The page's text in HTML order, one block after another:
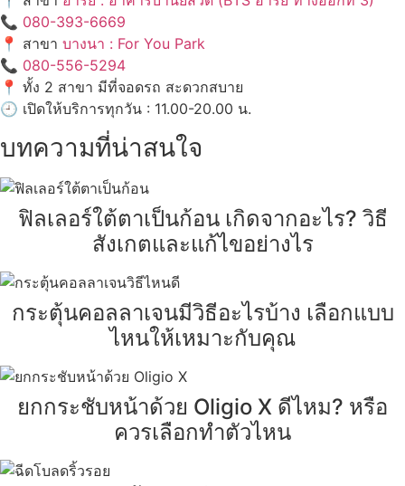
📞 080-393-6669
📍 สาขา บางนา : For You Park
📞 080-556-5294
📍 ทั้ง 2 สาขา มีที่จอดรถ สะดวกสบาย
🕘 เปิดให้บริการทุกวัน : 11.00-20.00 น.
บทความที่น่าสนใจ
ฟิลเลอร์ใต้ตาเป็นก้อน เกิดจากอะไร? วิธี
สังเกตและแก้ไขอย่างไร
กระตุ้นคอลลาเจนมีวิธีอะไรบ้าง เลือกแบบ
ไหนให้เหมาะกับคุณ
ยกกระชับหน้าด้วย Oligio X ดีไหม? หรือ
ควรเลือกทำตัวไหน